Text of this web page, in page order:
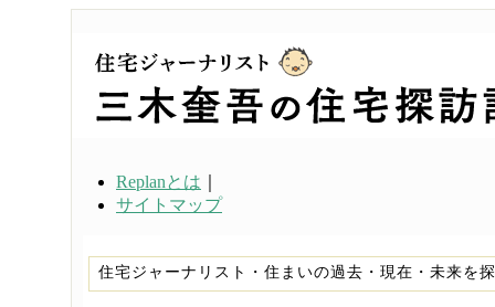
Replanとは
サイトマップ
住宅ジャーナリスト・住まいの過去・現在・未来を